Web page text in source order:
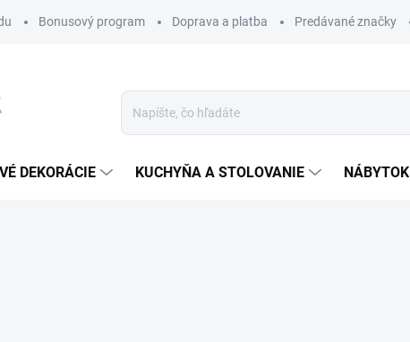
Bonusový program Doprava a platba Predávané značky
DEKORÁCIE KUCHYŇA A STOLOVANIE NÁBYTOK